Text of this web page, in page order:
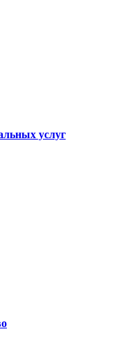
услуг